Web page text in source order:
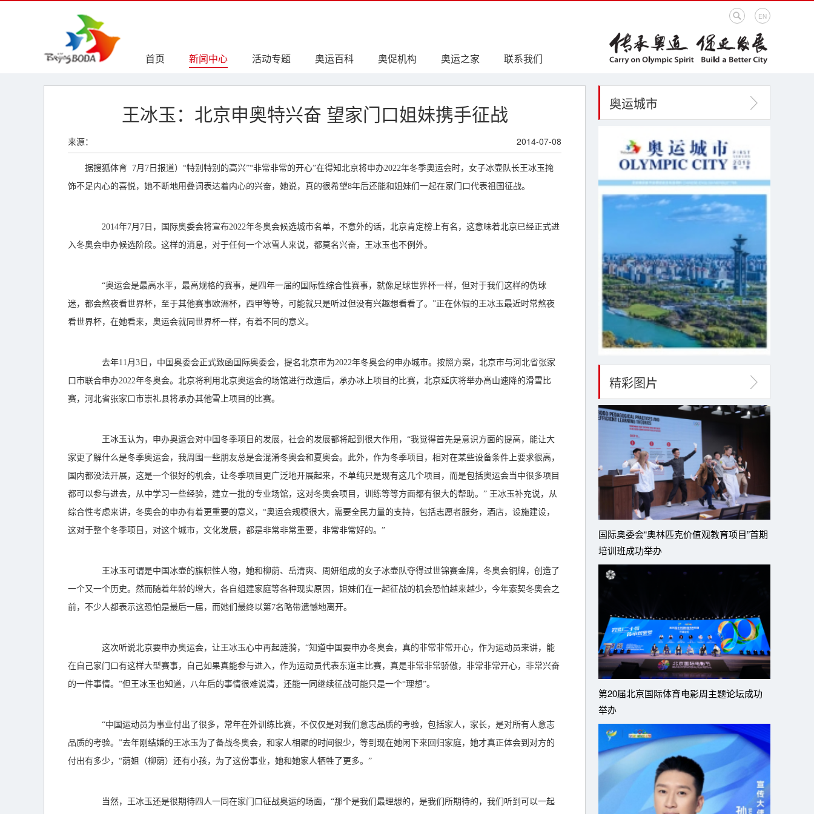
EN
首页 新闻中心 活动专题 奥运百科 奥促机构 奥运之家 联系我们
王冰玉：北京申奥特兴奋 望家门口姐妹携手征战
来源： 2014-07-08
据搜狐体育 7月7日报道）“特别特别的高兴”“非常非常的开心”在得知北京将申办2022年冬季奥运会时，女子冰壶队长王冰玉掩
饰不足内心的喜悦，她不断地用叠词表达着内心的兴奋，她说，真的很希望8年后还能和姐妹们一起在家门口代表祖国征战。
2014年7月7日，国际奥委会将宣布2022年冬奥会候选城市名单，不意外的话，北京肯定榜上有名，这意味着北京已经正式进
入冬奥会申办候选阶段。这样的消息，对于任何一个冰雪人来说，都莫名兴奋，王冰玉也不例外。
“奥运会是最高水平，最高规格的赛事，是四年一届的国际性综合性赛事，就像足球世界杯一样，但对于我们这样的伪球
迷，都会熬夜看世界杯，至于其他赛事欧洲杯，西甲等等，可能就只是听过但没有兴趣想看看了。”正在休假的王冰玉最近时常熬夜
看世界杯，在她看来，奥运会就同世界杯一样，有着不同的意义。
去年11月3日，中国奥委会正式致函国际奥委会，提名北京市为2022年冬奥会的申办城市。按照方案，北京市与河北省张家
口市联合申办2022年冬奥会。北京将利用北京奥运会的场馆进行改造后，承办冰上项目的比赛，北京延庆将举办高山速降的滑雪比
赛，河北省张家口市崇礼县将承办其他雪上项目的比赛。
王冰玉认为，申办奥运会对中国冬季项目的发展，社会的发展都将起到很大作用，“我觉得首先是意识方面的提高，能让大
家更了解什么是冬季奥运会，我周围一些朋友总是会混淆冬奥会和夏奥会。此外，作为冬季项目，相对在某些设备条件上要求很高，
国内都没法开展，这是一个很好的机会，让冬季项目更广泛地开展起来，不单纯只是现有这几个项目，而是包括奥运会当中很多项目
都可以参与进去，从中学习一些经验，建立一批的专业场馆，这对冬奥会项目，训练等等方面都有很大的帮助。” 王冰玉补充说，从
综合性考虑来讲，冬奥会的申办有着更重要的意义，“奥运会规模很大，需要全民力量的支持，包括志愿者服务，酒店，设施建设，
这对于整个冬季项目，对这个城市，文化发展，都是非常非常重要，非常非常好的。”
王冰玉可谓是中国冰壶的旗帜性人物，她和柳荫、岳清爽、周妍组成的女子冰壶队夺得过世锦赛金牌，冬奥会铜牌，创造了
一个又一个历史。然而随着年龄的增大，各自组建家庭等各种现实原因，姐妹们在一起征战的机会恐怕越来越少，今年索契冬奥会之
前，不少人都表示这恐怕是最后一届，而她们最终以第7名略带遗憾地离开。
这次听说北京要申办奥运会，让王冰玉心中再起涟漪，“知道中国要申办冬奥会，真的非常非常开心，作为运动员来讲，能
在自己家门口有这样大型赛事，自己如果真能参与进入，作为运动员代表东道主比赛，真是非常非常骄傲，非常非常开心，非常兴奋
的一件事情。”但王冰玉也知道，八年后的事情很难说清，还能一同继续征战可能只是一个“理想”。
“中国运动员为事业付出了很多，常年在外训练比赛，不仅仅是对我们意志品质的考验，包括家人，家长，是对所有人意志
品质的考验。”去年刚结婚的王冰玉为了备战冬奥会，和家人相聚的时间很少，等到现在她闲下来回归家庭，她才真正体会到对方的
付出有多少，“荫姐（柳荫）还有小孩，为了这份事业，她和她家人牺牲了更多。”
当然，王冰玉还是很期待四人一同在家门口征战奥运的场面，“那个是我们最理想的，是我们所期待的，我们听到可以一起
奥运城市
精彩图片
国际奥委会“奥林匹克价值观教育项目”首期
培训班成功举办
第20届北京国际体育电影周主题论坛成功
举办